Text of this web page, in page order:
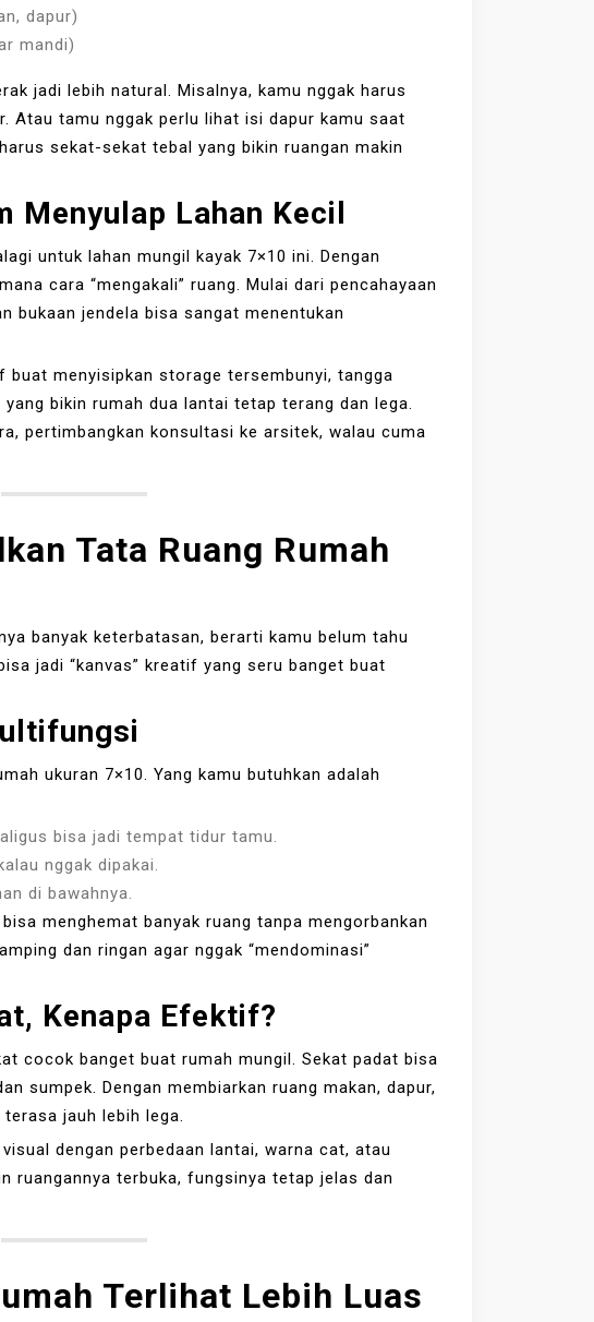
dapur)
mandi)
jadi lebih natural. Misalnya, kamu nggak harus
Atau tamu nggak perlu lihat isi dapur kamu saat
sekat-sekat tebal yang bikin ruangan makin
Menyulap Lahan Kecil
untuk lahan mungil kayak 7×10 ini. Dengan
cara “mengakali” ruang. Mulai dari pencahayaan
bukaan jendela bisa sangat menentukan
menyisipkan storage tersembunyi, tangga
bikin rumah dua lantai tetap terang dan lega.
pertimbangkan konsultasi ke arsitek, walau cuma
Tata Ruang Rumah
banyak keterbatasan, berarti kamu belum tahu
jadi “kanvas” kreatif yang seru banget buat
ukuran 7×10. Yang kamu butuhkan adalah
bisa jadi tempat tidur tamu.
nggak dipakai.
di bawahnya.
menghemat banyak ruang tanpa mengorbankan
dan ringan agar nggak “mendominasi”
Kenapa Efektif?
cocok banget buat rumah mungil. Sekat padat bisa
sumpek. Dengan membiarkan ruang makan, dapur,
jauh lebih lega.
dengan perbedaan lantai, warna cat, atau
ruangannya terbuka, fungsinya tetap jelas dan
Terlihat Lebih Luas